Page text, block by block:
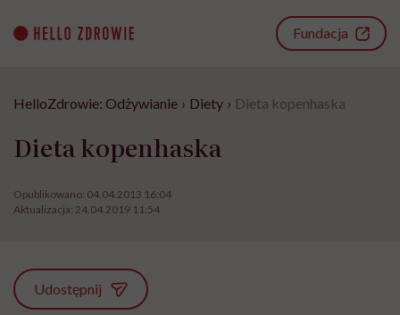
content
Fundacja
HelloZdrowie: Odżywianie › Diety › Dieta kopenhaska
Dieta kopenhaska
Opublikowano: 04.04.2013 16:04
Aktualizacja: 24.04.2019 11:54
Udostępnij